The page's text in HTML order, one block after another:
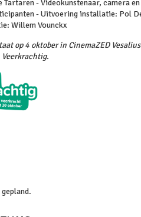
Tartaren - Videokunstenaar, camera
- Uitvoering installatie: Pol
Willem Vounckx
op 4 oktober in CinemaZED
Veerkrachtig.